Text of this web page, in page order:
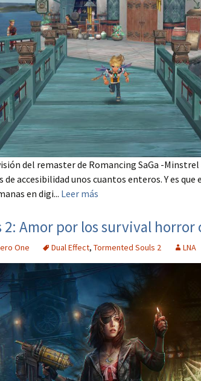
del remaster de Romancing SaGa -Minstrel
de accesibilidad unos cuantos enteros. Y es
en digi... Leer más
Amor por los survival horror
One Dual Effect, Tormented Souls 2 LNA